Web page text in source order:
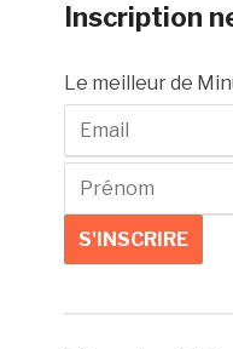
Inscription
Le meilleur de